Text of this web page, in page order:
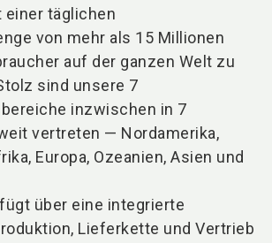
einer täglichen
von mehr als 15 Millionen
auf der ganzen Welt zu
sind unsere 7
inzwischen in 7
vertreten — Nordamerika,
Europa, Ozeanien, Asien und
über eine integrierte
Lieferkette und Vertrieb